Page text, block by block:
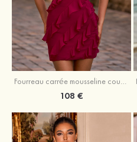
Fourreau carrée mousseline courte/mini robe de fête de la rentré avec volants
108 €